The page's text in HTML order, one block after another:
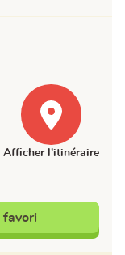
Afficher l'itinéraire
favori